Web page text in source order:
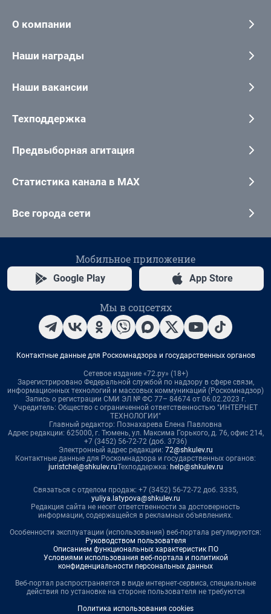
О компании
Наши награды
Наши вакансии
Техподдержка
Предвыборная агитация
Статистика канала в MAX
Все города сети
Мобильное приложение
Google Play App Store
Мы в соцсетях
Контактные данные для Роскомнадзора и государственных органов
Сетевое издание «72.ру» (18+)
Зарегистрировано Федеральной службой по надзору в сфере связи,
информационных технологий и массовых коммуникаций (Роскомнадзор)
Запись о регистрации СМИ ЭЛ № ФС 77– 84674 от 06.02.2023 г.
Учредитель: Общество с ограниченной ответственностью "ИНТЕРНЕТ
ТЕХНОЛОГИИ"
Главный редактор: Познахарева Елена Павловна
Адрес редакции: 625000, г. Тюмень, ул. Максима Горького, д. 76, офис 214,
+7 (3452) 56-72-72 (доб. 3736)
Электронный адрес редакции: 72@shkulev.ru
Контактные данные для Роскомнадзора и государственных органов:
juristchel@shkulev.ruТехподдержка: help@shkulev.ru
Связаться с отделом продаж: +7 (3452) 56-72-72 доб. 3335,
yuliya.latypova@shkulev.ru
Редакция сайта не несет ответственности за достоверность
информации, содержащейся в рекламных объявлениях.
Особенности эксплуатации (использования) веб-портала регулируются:
Руководством пользователя
Описанием функциональных характеристик ПО
Условиями использования веб-портала и политикой
конфиденциальности персональных данных
Веб-портал распространяется в виде интернет-сервиса, специальные
действия по установке на стороне пользователя не требуются
Политика использования cookies